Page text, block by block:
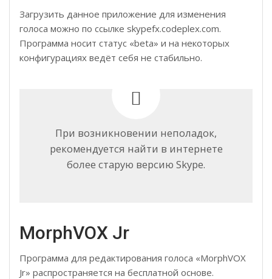
Загрузить данное приложение для изменения
голоса можно по ссылке skypefx.codeplex.com.
Программа носит статус «beta» и на некоторых
конфигурациях ведёт себя не стабильно.
При возникновении неполадок,
рекомендуется найти в интернете
более старую версию Skype.
MorphVOX Jr
Программа для редактирования голоса «MorphVOX
Jr» распространяется на бесплатной основе.